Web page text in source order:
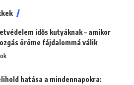
idős kutyáknak – amikor
öröme fájdalommá válik
hatása a mindennapokra: